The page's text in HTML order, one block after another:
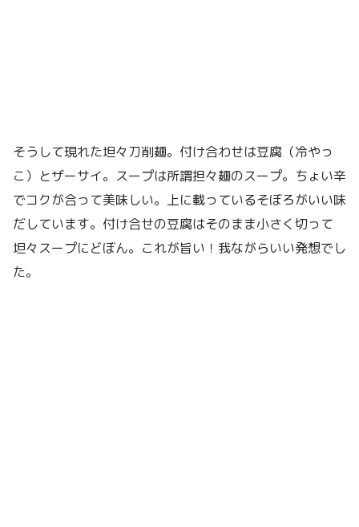
そうして現れた坦々刀削麺。付け合わせは豆腐（冷やっ
こ）とザーサイ。スープは所謂担々麺のスープ。ちょい辛
でコクが合って美味しい。上に載っているそぼろがいい味
だしています。付け合せの豆腐はそのまま小さく切って
坦々スープにどぼん。これが旨い！我ながらいい発想でし
た。